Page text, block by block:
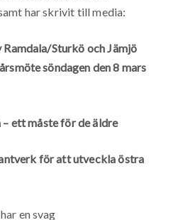
har skrivit till media:
Sturkö och Jämjö
söndagen den 8 mars
ett måste för de äldre
för att utveckla östra
en svag